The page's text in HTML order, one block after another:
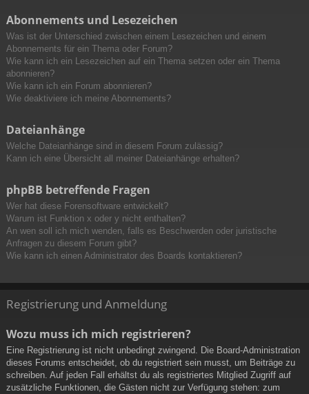
Abonnements und Lesezeichen
Was ist der Unterschied zwischen einem Lesezeichen und einem
Abonnements für ein Thema oder Forum?
Wie kann ich ein Lesezeichen auf ein Thema setzen oder ein Thema
abonnieren?
Wie kann ich ein Forum abonnieren?
Wie deaktiviere ich meine Abonnements?
Dateianhänge
Welche Dateianhänge sind in diesem Forum zulässig?
Kann ich eine Übersicht all meiner Dateianhänge erhalten?
phpBB betreffende Fragen
Wer hat diese Forensoftware entwickelt?
Warum ist Funktion x oder y nicht enthalten?
An wen soll ich mich wenden, falls es Beschwerden oder juristische
Anfragen zu diesem Forum gibt?
Wie kann ich einen Administrator des Boards kontaktieren?
Registrierung und Anmeldung
Wozu muss ich mich registrieren?
Eine Registrierung ist nicht unbedingt zwingend. Die Board-Administration
dieses Forums entscheidet, ob du registriert sein musst, um Beiträge zu
schreiben. Auf jeden Fall erhältst du als registriertes Mitglied Zugriff auf
zusätzliche Funktionen, die Gästen nicht zur Verfügung stehen: zum